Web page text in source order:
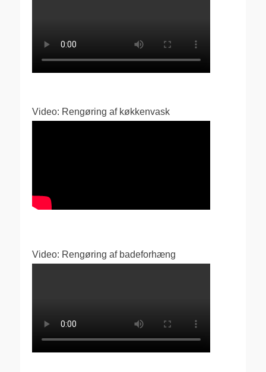
Video: Rengøring af køkkenvask
Video: Rengøring af badeforhæng